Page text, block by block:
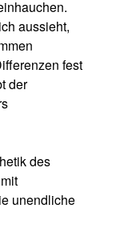
aussieht,
fest
der
des
unendliche